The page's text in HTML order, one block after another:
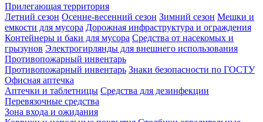
Прилегающая территория
Летний сезон Осенне-весенний сезон Зимний сезон Мешки и
емкости для мусора Дорожная инфраструктура и ограждения
Контейнеры и баки для мусора Средства от насекомых и
грызунов Электрогирлянды для внешнего использования
Противопожарный инвентарь
Противопожарный инвентарь Знаки безопасности по ГОСТУ
Офисная аптечка
Аптечки и таблетницы Средства для дезинфекции
Перевязочные средства
Зона входа и ожидания